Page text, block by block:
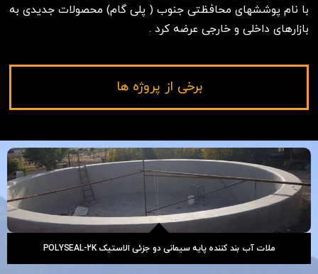
ملات آب بند کننده پایه سیمانی دو جزئی الاستیک POLYSEAL-2K
با نام پوششهای محافظتی جنوب ( پلی گام) محصولات جدیدی به
بازارهای داخلی و خارجی عرضه کرد .
برخی از پروژه ها